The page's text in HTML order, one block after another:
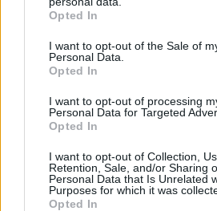
grant or deny consent to Google and
use your data for below specified
consent section.
Opted In
I want to opt-out of the Sale of
Personal Data.
Opted In
I want to opt-out of processing
Personal Data for Targeted
Opted In
I want to opt-out of Collection,
Retention, Sale, and/or Sharing
Personal Data that Is Unrelated
Purposes for which it was
Opted In
ΔΕΙΤΕ ΟΛΕΣ ΤΙΣ ΕΙΔΗΣΕΙΣ
ΤΑ ΠΙΟ ΔΗΜΟΦΙΛΗ